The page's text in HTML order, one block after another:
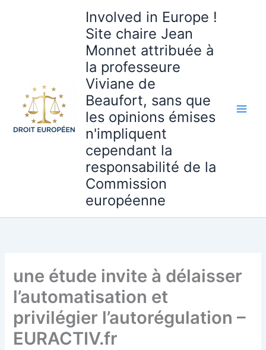
Involved in Europe !
Site chaire Jean
Monnet attribuée à
la professeure
Viviane de
Beaufort, sans que
les opinions émises
n'impliquent
cependant la
responsabilité de la
Commission
européenne
une étude invite à délaisser
l’automatisation et
privilégier l’autorégulation –
EURACTIV.fr